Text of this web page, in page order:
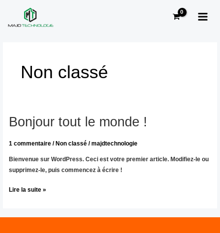
contenu
Non classé
Bonjour tout le monde !
1 commentaire / Non classé /majdtechnologie
Bienvenue sur WordPress. Ceci est votre premier article. Modifiez-le ou
supprimez-le, puis commencez à écrire !
Bonjour
tout
le
Lire la suite »